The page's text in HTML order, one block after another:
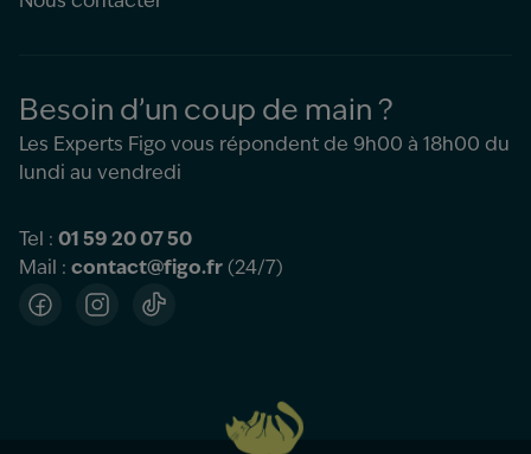
Besoin d’un coup de main ?
Les Experts Figo vous répondent de 9h00 à 18h00 du
lundi au vendredi
Tel : 01 59 20 07 50
Mail : contact@figo.fr (24/7)
FacebookInstagramTikTok